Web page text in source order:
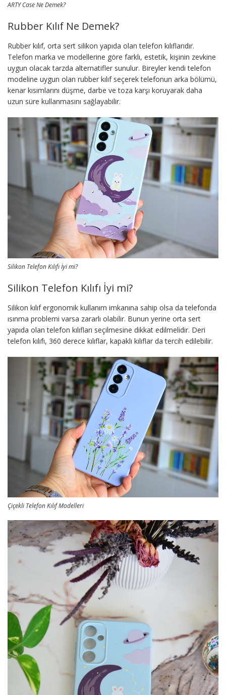
ARTY Case Ne Demek?
Rubber Kılıf Ne Demek?
Rubber kılıf, orta sert silikon yapıda olan telefon kılıflarıdır.
Telefon marka ve modellerine göre farklı, estetik, kişinin zevkine
uygun olacak tarzda alternatifler sunulur. Bireyler kendi telefon
modeline uygun olan rubber kılıf seçerek telefonun arka bölümü,
kenar kısımlarını düşme, darbe ve toza karşı koruyarak daha
uzun süre kullanmasını sağlayabilir.
Silikon Telefon Kılıfı İyi mi?
Silikon Telefon Kılıfı İyi mi?
Silikon kılıf ergonomik kullanım imkanına sahip olsa da telefonda
ısınma problemi varsa zararlı olabilir. Bunun yerine orta sert
yapıda olan telefon kılıfları seçilmesine dikkat edilmelidir. Deri
telefon kılıfı, 360 derece kılıflar, kapaklı kılıflar da tercih edilebilir.
Çiçekli Telefon Kılıf Modelleri